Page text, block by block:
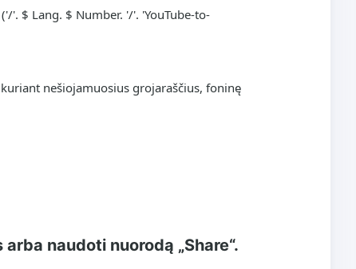
'. $ Lang. $ Number. '/'. 'YouTube-to-
kuriant nešiojamuosius grojaraščius, foninę
naudoti nuorodą „Share“.